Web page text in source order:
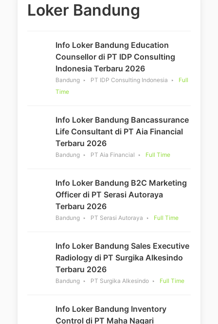
Loker Bandung
Info Loker Bandung Education
Counsellor di PT IDP Consulting
Indonesia Terbaru 2026
Bandung PT IDP Consulting Indonesia
Full
Time
Info Loker Bandung Bancassurance
Life Consultant di PT Aia Financial
Terbaru 2026
Bandung PT Aia Financial Full Time
Info Loker Bandung B2C Marketing
Officer di PT Serasi Autoraya
Terbaru 2026
Bandung PT Serasi Autoraya Full Time
Info Loker Bandung Sales Executive
Radiology di PT Surgika Alkesindo
Terbaru 2026
Bandung PT Surgika Alkesindo Full Time
Info Loker Bandung Inventory
Control di PT Maha Nagari